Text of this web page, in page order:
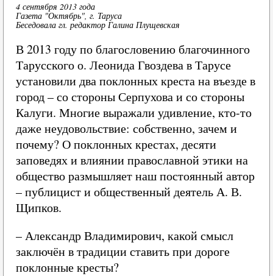
4 сентября 2013 года
Газета "Октябрь", г. Таруса
Беседовала гл. редактор Галина Плущевская
В 2013 году по благословению благочинного
Тарусского о. Леонида Гвоздева в Тарусе
установили два поклонных креста на въезде в
город – со стороны Серпухова и со стороны
Калуги. Многие выражали удивление, кто-то
даже неудовольствие: собственно, зачем и
почему? О поклонных крестах, десяти
заповедях и влиянии православной этики на
общество размышляет наш постоянный автор
– публицист и общественный деятель А. В.
Щипков.
– Александр Владимирович, какой смысл
заключён в традиции ставить при дороге
поклонные кресты?